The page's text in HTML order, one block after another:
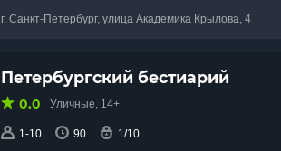
г. Санкт-Петербург, улица Академика Крылова, 4
Петербургский бестиарий
0.0 Уличные, 14+
1-10 90 1/10